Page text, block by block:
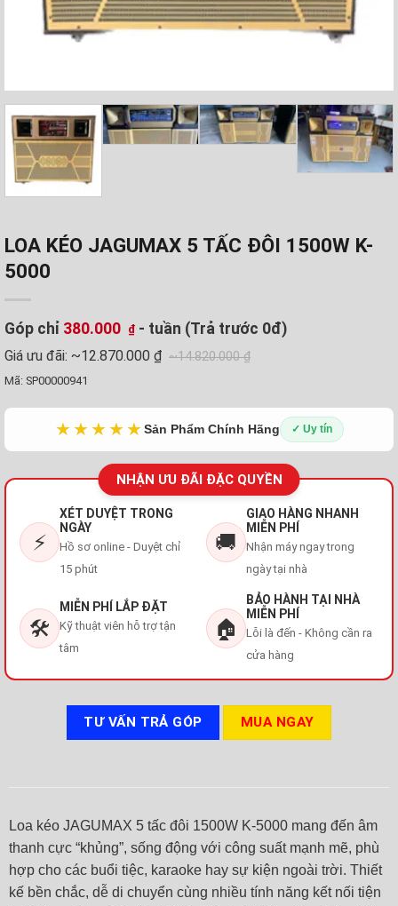
LOA KÉO JAGUMAX 5 TẤC ĐÔI 1500W K-
5000
Góp chỉ 380.000 ₫ - tuần (Trả trước 0đ)
Giá ưu đãi: ~12.870.000 ₫ ~14.820.000 ₫
Mã: SP00000941
★★★★★Sản Phẩm Chính Hãng ✓ Uy tín
NHẬN ƯU ĐÃI ĐẶC QUYỀN
⚡
XÉT DUYỆT TRONG
NGÀY
Hồ sơ online - Duyệt chỉ
15 phút
🚚
GIAO HÀNG NHANH
MIỄN PHÍ
Nhận máy ngay trong
ngày tại nhà
🛠️
MIỄN PHÍ LẮP ĐẶT
Kỹ thuật viên hỗ trợ tận
tâm
🏠
BẢO HÀNH TẠI NHÀ
MIỄN PHÍ
Lỗi là đến - Không cần ra
cửa hàng
TƯ VẤN TRẢ GÓP MUA NGAY
Loa kéo JAGUMAX 5 tấc đôi 1500W K-5000 mang đến âm
thanh cực “khủng”, sống động với công suất mạnh mẽ, phù
hợp cho các buổi tiệc, karaoke hay sự kiện ngoài trời. Thiết
kế bền chắc, dễ di chuyển cùng nhiều tính năng kết nối tiện